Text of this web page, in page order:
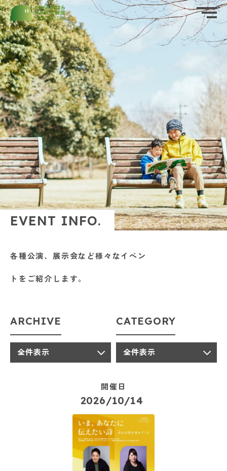
公益財団法人かかみがはら未来文化財団
（後援名義使用）
資料・申請書ダウンロード
実施報告書
ダウンロード（Word）
ることでご依頼いただけます。
〒504-0813 岐阜県各務原市蘇原中央町 2-1-8（各務原市文化会館内）
私たちについて
ABOUT US
お知らせ
NEWS
イベント情報
EVENT
財団概要
PROFILE
活動報告
REPORT
応援する
SUPPORT
各務原市文化会館
お問い合わせ
EVENT INFO.
各種公演、展示会など様々なイベン
トをご紹介します。
ARCHIVE
全件表示
CATEGORY
全件表示
開催日
2026/10/14